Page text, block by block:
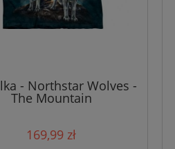
- Northstar Wolves -
The Mountain
169,99 zł